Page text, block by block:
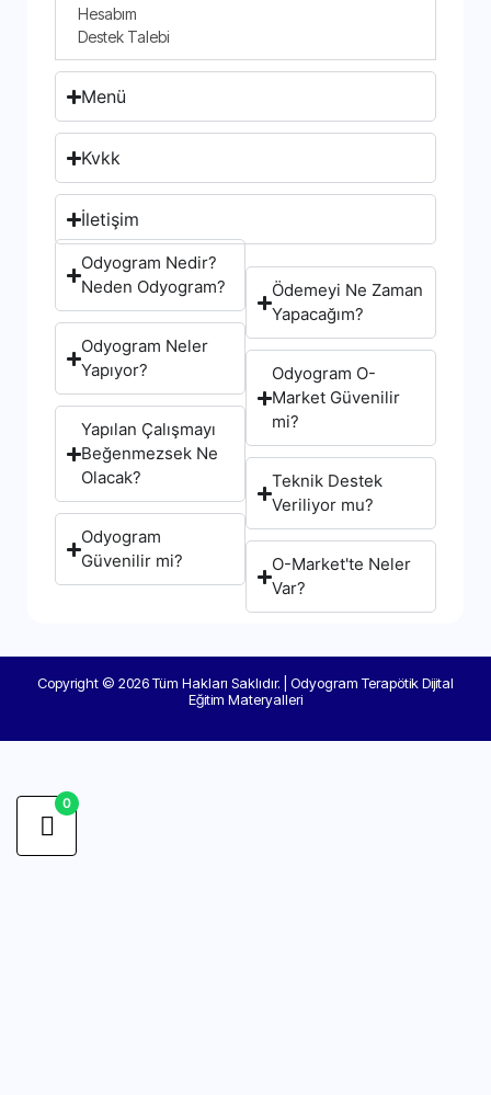
Hesabım
Destek Talebi
Menü
Kvkk
İletişim
Odyogram Nedir?
Neden Odyogram?
Odyogram Neler
Yapıyor?
Yapılan Çalışmayı
Beğenmezsek Ne
Olacak?
Odyogram
Güvenilir mi?
Ödemeyi Ne Zaman
Yapacağım?
Odyogram O-
Market Güvenilir
mi?
Teknik Destek
Veriliyor mu?
O-Market'te Neler
Var?
Copyright © 2026 Tüm Hakları Saklıdır. | Odyogram Terapötik Dijital
Eğitim Materyalleri
0